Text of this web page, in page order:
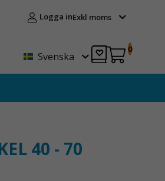
Logga inExkl moms
Svenska
0
40 - 70